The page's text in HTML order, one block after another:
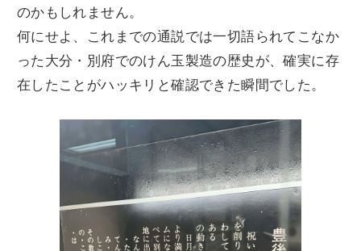
のかもしれません。
何にせよ、これまでの通説では一切語られてこなか
った大分・別府でのけん玉製造の歴史が、確実に存
在したことがハッキリと確認できた瞬間でした。